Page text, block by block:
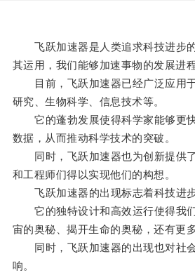
飞跃加速器是人类追求科技进步
其运用，我们能够加速事物的发展进程
目前，飞跃加速器已经广泛应用
研究、生物科学、信息技术等。
它的蓬勃发展使得科学家能够更
数据，从而推动科学技术的突破。
同时，飞跃加速器也为创新提供
和工程师们得以实现他们的构想。
飞跃加速器的出现标志着科技进步
它的独特设计和高效运行使得我
宙的奥秘、揭开生命的奥秘，还有更
同时，飞跃加速器的出现也对社
响。